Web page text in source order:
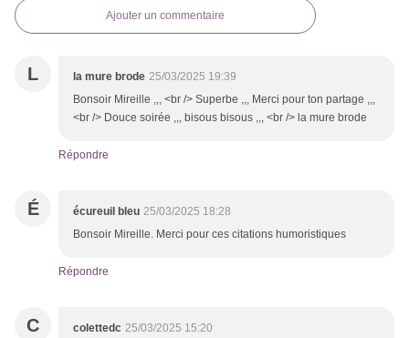
Ajouter un commentaire
L la mure brode 25/03/2025 19:39
Bonsoir Mireille ,,, <br /> Superbe ,,, Merci pour ton partage ,,,
<br /> Douce soirée ,,, bisous bisous ,,, <br /> la mure brode
Répondre
É écureuil bleu 25/03/2025 18:28
Bonsoir Mireille. Merci pour ces citations humoristiques
Répondre
C colettedc 25/03/2025 15:20